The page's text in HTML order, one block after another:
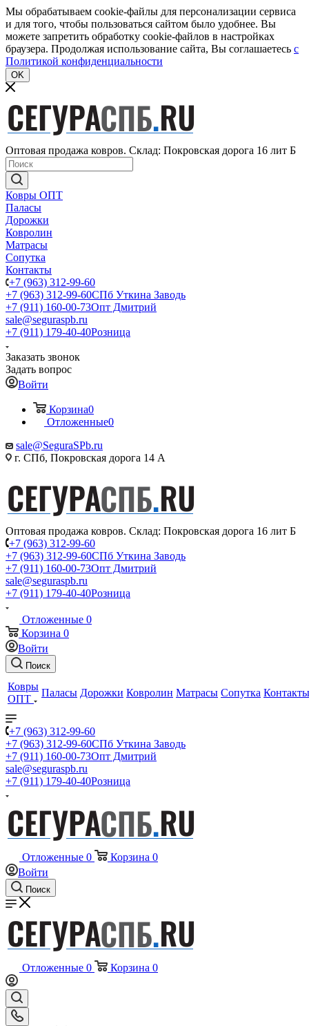
Мы обрабатываем cookie-файлы для персонализации сервиса
и для того, чтобы пользоваться сайтом было удобнее. Вы
можете запретить обработку cookie-файлов в настройках
браузера. Продолжая использование сайта, Вы соглашаетесь c
Политикой конфиденциальности
OK
Оптовая продажа ковров. Склад: Покровская дорога 16 лит Б
Ковры ОПТ
Паласы
Дорожки
Ковролин
Матрасы
Сопутка
Контакты
+7 (963) 312-99-60
+7 (963) 312-99-60СПб Уткина Заводь
+7 (911) 160-00-73Опт Дмитрий
sale@seguraspb.ru
+7 (911) 179-40-40Розница
Заказать звонок
Задать вопрос
Войти
Корзина0
Отложенные0
sale@SeguraSPb.ru
г. СПб, Покровская дорога 14 А
Оптовая продажа ковров. Склад: Покровская дорога 16 лит Б
+7 (963) 312-99-60
+7 (963) 312-99-60СПб Уткина Заводь
+7 (911) 160-00-73Опт Дмитрий
sale@seguraspb.ru
+7 (911) 179-40-40Розница
Отложенные 0
Корзина 0
Войти
Поиск
Ковры
ОПТ
Паласы Дорожки Ковролин Матрасы Сопутка Контакты
+7 (963) 312-99-60
+7 (963) 312-99-60СПб Уткина Заводь
+7 (911) 160-00-73Опт Дмитрий
sale@seguraspb.ru
+7 (911) 179-40-40Розница
Отложенные 0 Корзина 0
Войти
Поиск
Отложенные 0 Корзина 0